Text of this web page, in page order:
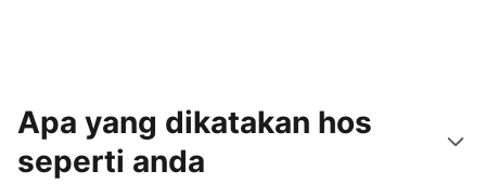
Apa yang dikatakan hos
seperti anda